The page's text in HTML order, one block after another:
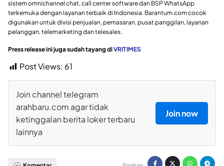
sistem omnichannel chat, call center software dan BSP WhatsApp
terkemuka dengan layanan terbaik di Indonesia. Barantum.com cocok
digunakan untuk divisi penjualan, pemasaran, pusat panggilan, layanan
pelanggan, telemarketing dan telesales.
Press release ini juga sudah tayang diVRITIMES
Post Views: 61
Join channel telegram
arahbaru.com agar tidak
ketinggalan berita loker terbaru
lainnya
Join now